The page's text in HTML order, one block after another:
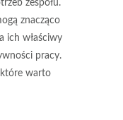
zespołu.
znacząco
ich właściwy
pracy.
warto